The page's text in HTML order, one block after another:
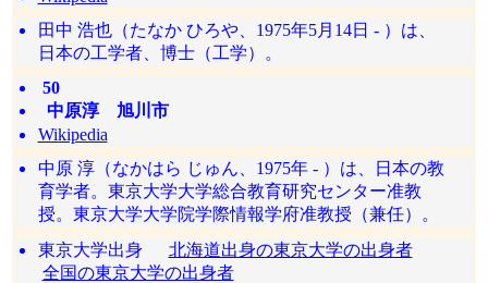
田中 浩也（たなか ひろや、1975年5月14日 - ）は、
日本の工学者、博士（工学）。
50
中原淳 旭川市
Wikipedia
中原 淳（なかはら じゅん、1975年 - ）は、日本の教
育学者。東京大学大学総合教育研究センター准教
授。東京大学大学院学際情報学府准教授（兼任）。
東京大学出身 北海道出身の東京大学の出身者
全国の東京大学の出身者